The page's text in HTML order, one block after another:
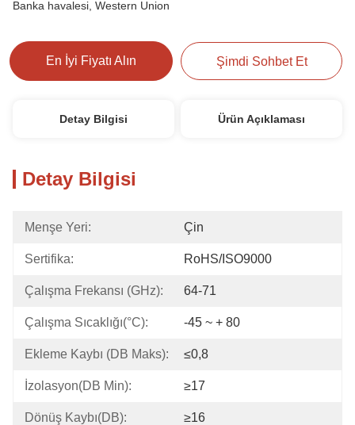
Banka havalesi, Western Union
En İyi Fiyatı Alın Şimdi Sohbet Et
Detay Bilgisi Ürün Açıklaması
Detay Bilgisi
Menşe Yeri: Çin
Sertifika: RoHS/ISO9000
Çalışma Frekansı (GHz): 64-71
Çalışma Sıcaklığı(°C): -45 ~ + 80
Ekleme Kaybı (dB Maks): ≤0,8
İzolasyon(dB Min): ≥17
Dönüş Kaybı(dB): ≥16